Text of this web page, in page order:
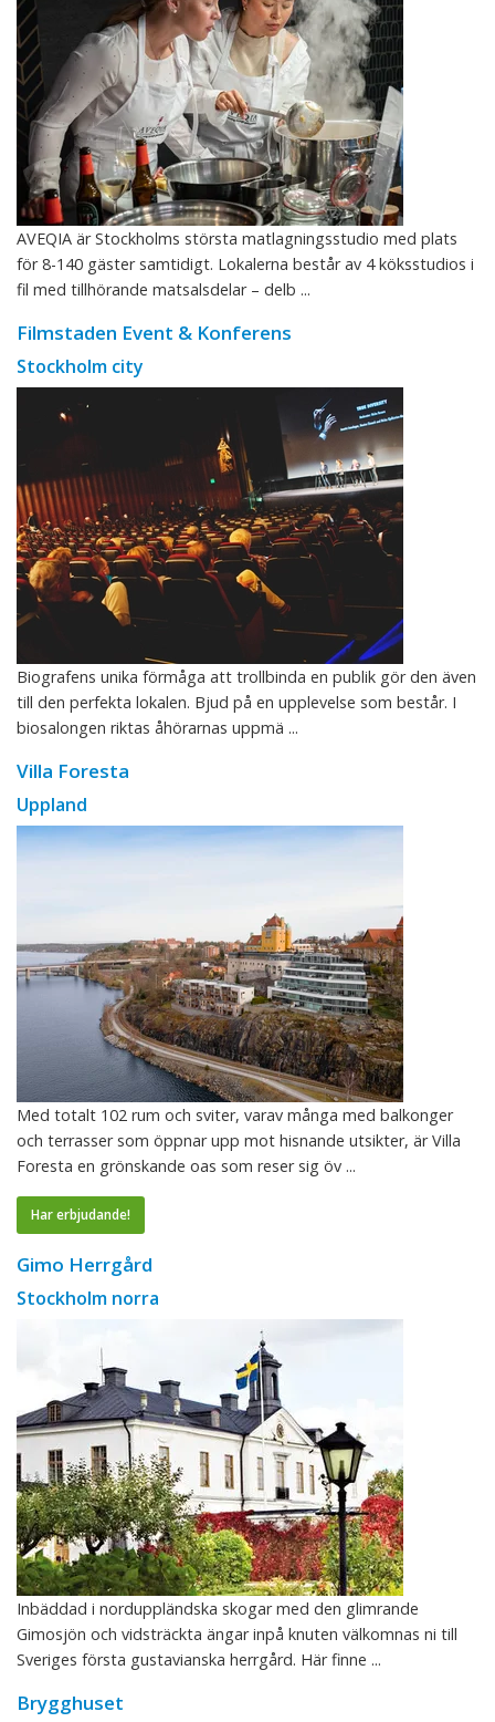
AVEQIA är Stockholms största matlagningsstudio med plats
för 8-140 gäster samtidigt. Lokalerna består av 4 köksstudios i
fil med tillhörande matsalsdelar – delb ...
Filmstaden Event & Konferens
Stockholm city
Biografens unika förmåga att trollbinda en publik gör den även
till den perfekta lokalen. Bjud på en upplevelse som består. I
biosalongen riktas åhörarnas uppmä ...
Villa Foresta
Uppland
Med totalt 102 rum och sviter, varav många med balkonger
och terrasser som öppnar upp mot hisnande utsikter, är Villa
Foresta en grönskande oas som reser sig öv ...
Har erbjudande!
Gimo Herrgård
Stockholm norra
Inbäddad i norduppländska skogar med den glimrande
Gimosjön och vidsträckta ängar inpå knuten välkomnas ni till
Sveriges första gustavianska herrgård. Här finne ...
Brygghuset